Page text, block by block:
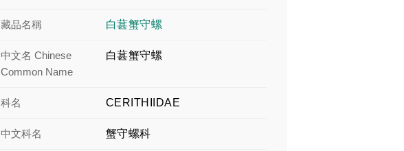
藏品名稱 白葚蟹守螺
中文名 Chinese
Common Name
白葚蟹守螺
科名 CERITHIIDAE
中文科名 蟹守螺科